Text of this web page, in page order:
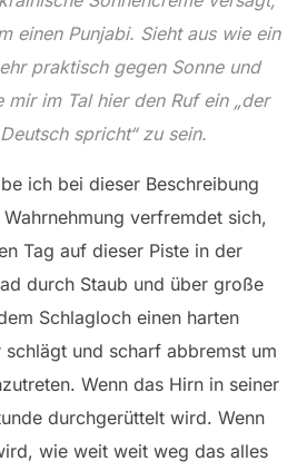
einen Punjabi. Sieht aus wie ein
praktisch gegen Sonne und
mir im Tal hier den Ruf ein „der
spricht“ zu sein.
ich bei dieser Beschreibung
verfremdet sich,
Tag auf dieser Piste in der
durch Staub und über große
Schlagloch einen harten
schlägt und scharf abbremst um
Wenn das Hirn in seiner
durchgerüttelt wird. Wenn
wie weit weit weg das alles